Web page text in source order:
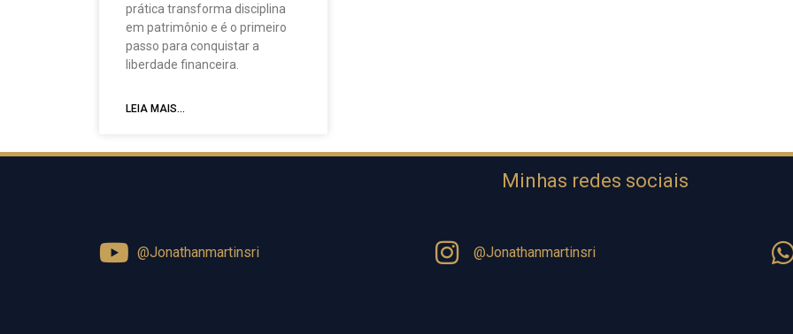
prática transforma disciplina
em patrimônio e é o primeiro
passo para conquistar a
liberdade financeira.
LEIA MAIS...
Minhas redes sociais
@Jonathanmartinsri @Jonathanmartinsri